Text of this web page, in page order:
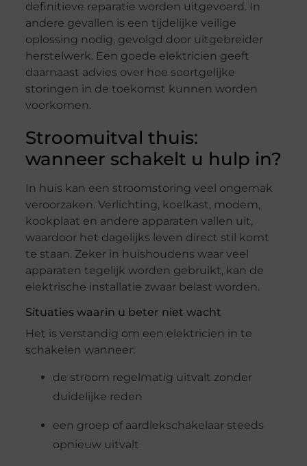
definitieve reparatie worden uitgevoerd. In
andere gevallen is een tijdelijke veilige
oplossing nodig, gevolgd door uitgebreider
herstelwerk. Een goede elektricien geeft
daarnaast advies over hoe soortgelijke
storingen in de toekomst kunnen worden
voorkomen.
Stroomuitval thuis:
wanneer schakelt u hulp in?
In huis kan een stroomstoring veel ongemak
veroorzaken. Verlichting, koelkast, modem,
kookplaat en andere apparaten vallen uit,
waardoor het dagelijks leven direct stil komt
te staan. Zeker in huishoudens waar veel
apparaten tegelijk worden gebruikt, kan de
elektrische installatie zwaar belast worden.
Situaties waarin u beter niet wacht
Het is verstandig om een elektricien in te
schakelen wanneer:
de stroom regelmatig uitvalt zonder
duidelijke reden
een groep of aardlekschakelaar steeds
opnieuw uitvalt